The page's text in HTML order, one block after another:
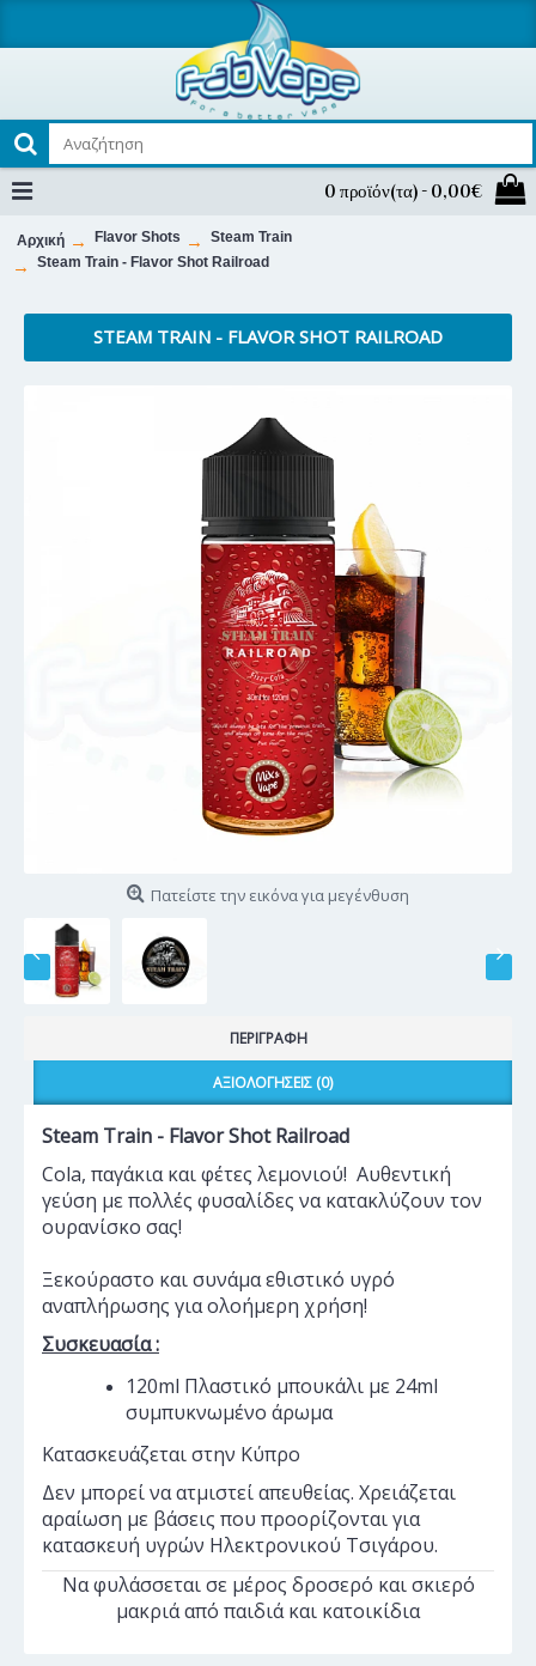
0 προϊόν(τα) - 0,00€
Αρχική Flavor Shots
Steam Train
Steam Train - Flavor Shot Railroad
STEAM TRAIN - FLAVOR SHOT RAILROAD
Πατείστε την εικόνα για μεγένθυση
ΠΕΡΙΓΡΑΦΉ
ΑΞΙΟΛΟΓΉΣΕΙΣ (0)
Steam Train - Flavor Shot Railroad
Cola, παγάκια και φέτες λεμονιού! Αυθεντική
γεύση με πολλές φυσαλίδες να κατακλύζουν τον
ουρανίσκο σας!
Ξεκούραστο και συνάμα εθιστικό υγρό
αναπλήρωσης για ολοήμερη χρήση!
Συσκευασία :
120ml Πλαστικό μπουκάλι με 24ml
συμπυκνωμένο άρωμα
Κατασκευάζεται στην Κύπρο
Δεν μπορεί να ατμιστεί απευθείας. Χρειάζεται
αραίωση με βάσεις που προορίζονται για
κατασκευή υγρών Ηλεκτρονικού Τσιγάρου.
Να φυλάσσεται σε μέρος δροσερό και σκιερό
μακριά από παιδιά και κατοικίδια